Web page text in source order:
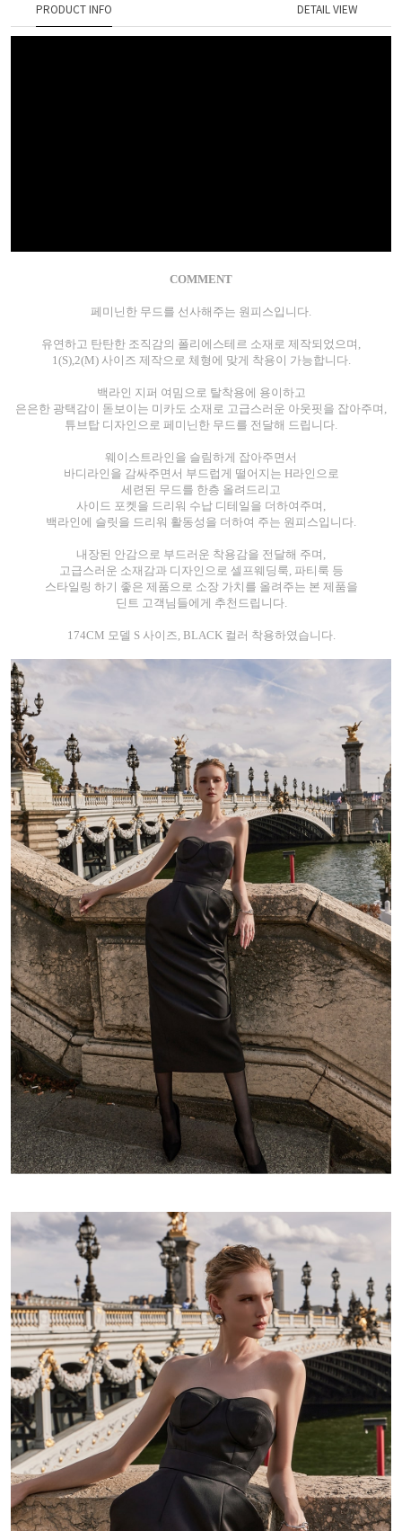
PRODUCT INFO DETAIL VIEW
COMMENT
페미닌한 무드를 선사해주는 원피스입니다.
유연하고 탄탄한 조직감의 폴리에스테르 소재로 제작되었으며,
1(S),2(M) 사이즈 제작으로 체형에 맞게 착용이 가능합니다.
백라인 지퍼 여밈으로 탈착용에 용이하고
은은한 광택감이 돋보이는 미카도 소재로 고급스러운 아웃핏을 잡아주며,
튜브탑 디자인으로 페미닌한 무드를 전달해 드립니다.
웨이스트라인을 슬림하게 잡아주면서
바디라인을 감싸주면서 부드럽게 떨어지는 H라인으로
세련된 무드를 한층 올려드리고
사이드 포켓을 드리워 수납 디테일을 더하여주며,
백라인에 슬릿을 드리워 활동성을 더하여 주는 원피스입니다.
내장된 안감으로 부드러운 착용감을 전달해 주며,
고급스러운 소재감과 디자인으로 셀프웨딩룩, 파티룩 등
스타일링 하기 좋은 제품으로 소장 가치를 올려주는 본 제품을
딘트 고객님들에게 추천드립니다.
174CM 모델 S 사이즈, BLACK 컬러 착용하였습니다.